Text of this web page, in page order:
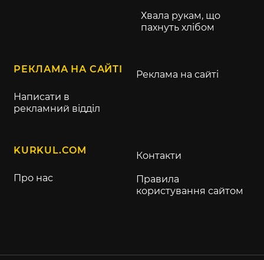
Хвала рукам, що
пахнуть хлібом
РЕКЛАМА НА САЙТІ
Написати в
рекламний відділ
Реклама на сайті
KURKUL.COM
Про нас
Контакти
Правила
користування сайтом